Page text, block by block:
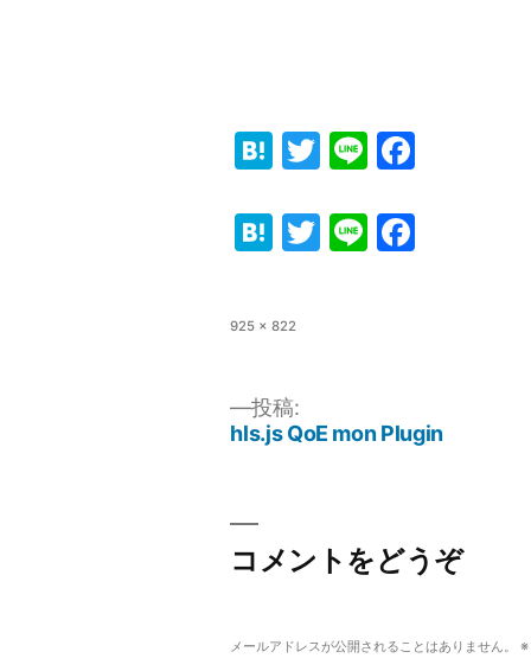
Hatena
Twitter
Line
Hatena
Twitter
Line
フ
925 × 822
投稿:
hls.js QoE mon Plugin
コメントをどうぞ
メールアドレスが公開されることはありません。 ※